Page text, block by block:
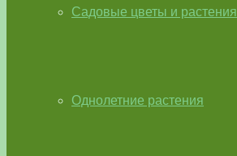
Садовые цветы и растения
Однолетние растения